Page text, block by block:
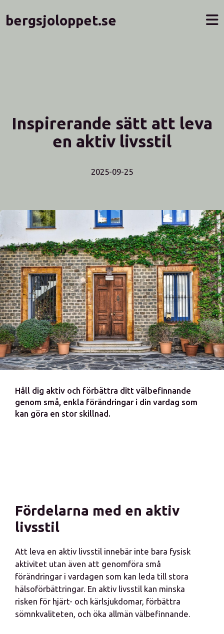
bergsjoloppet.se
Inspirerande sätt att leva
en aktiv livsstil
2025-09-25
Håll dig aktiv och förbättra ditt välbefinnande
genom små, enkla förändringar i din vardag som
kan göra en stor skillnad.
Fördelarna med en aktiv
livsstil
Att leva en aktiv livsstil innebär inte bara fysisk
aktivitet utan även att genomföra små
förändringar i vardagen som kan leda till stora
hälsoförbättringar. En aktiv livsstil kan minska
risken för hjärt- och kärlsjukdomar, förbättra
sömnkvaliteten, och öka allmän välbefinnande.